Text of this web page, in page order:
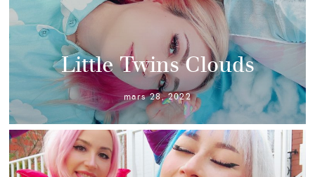
Little Twins Clouds
mars 28, 2022